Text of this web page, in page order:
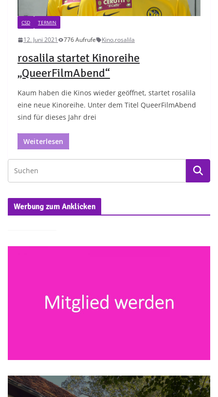
CSD TERMIN
12. Juni 2021 776 Aufrufe Kino,rosalila
rosalila startet Kinoreihe
„QueerFilmAbend“
Kaum haben die Kinos wieder geöffnet, startet rosalila
eine neue Kinoreihe. Unter dem Titel QueerFilmAbend
sind für dieses Jahr drei
Weiterlesen
Werbung zum Anklicken